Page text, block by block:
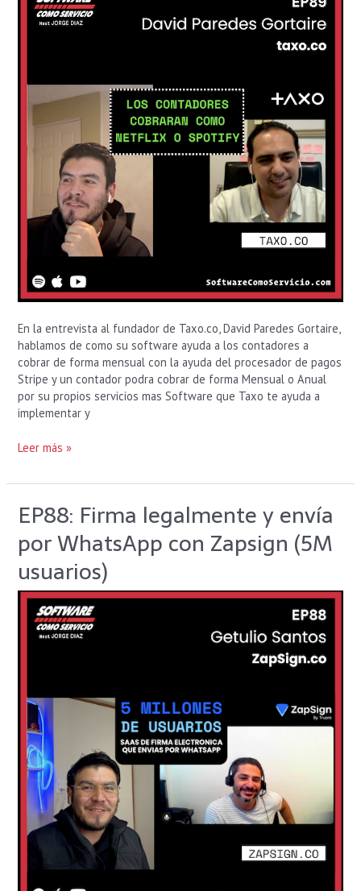
En la entrevista al fundador de Taxo.co, David Paredes Gortaire,
hablamos de como su software ayuda a los contadores a
cobrar de forma mensual con la ayuda del procesador de pagos
Stripe y un contador podra cobrar de forma Mensual o Anual
por su propios servicios mas Software que Taxo te ayuda a
implementar y
Taxo
electrónica
Leer más »
EP88: Firma legalmente y envía
por WhatsApp con Zapsign (5M
usuarios)
EP88:
Firma
legalmente
y
envía
por
WhatsApp
con